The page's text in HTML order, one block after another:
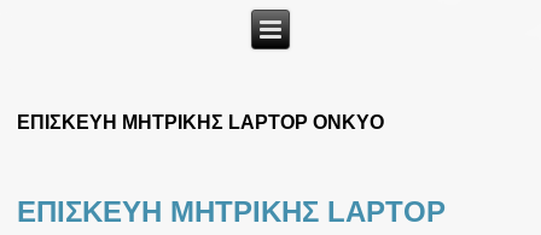
ΕΠΙΣΚΕΥΗ ΜΗΤΡΙΚΗΣ LAPTOP ONKYO
ΕΠΙΣΚΕΥΗ ΜΗΤΡΙΚΗΣ LAPTOP